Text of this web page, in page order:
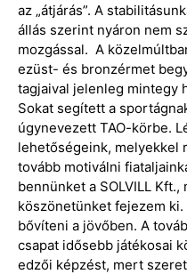
az „átjárás”. A
állás szerint nyáron nem
mozgással. A
ezüst- és bronzérmet
tagjaival jelenleg mintegy
Sokat segített a
úgynevezett TAO-körbe.
lehetőségeink, melyekkel
tovább motiválni
bennünket a SOLVILL
köszönetünket fejezem
bővíteni a jövőben. A
csapat idősebb játékosai
edzői képzést, mert